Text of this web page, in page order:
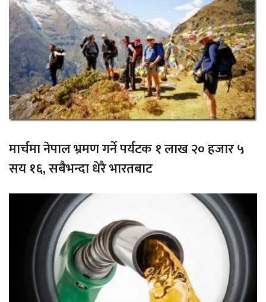
मार्चमा नेपाल भ्रमण गर्ने पर्यटक १ लाख २० हजार ५
सय १६, सबैभन्दा धेरै भारतबाट